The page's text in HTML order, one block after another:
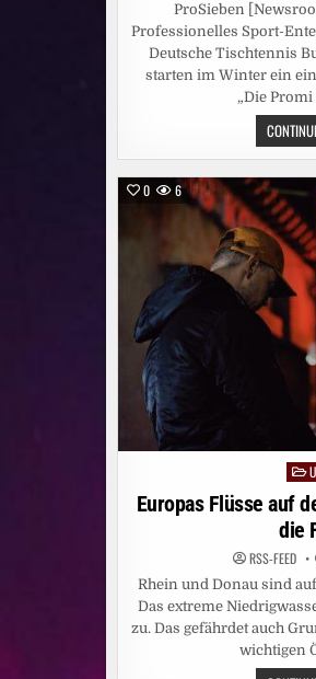
ProSieben
Professionelles Sport-
Deutsche Tischtennis
starten im Winter ein
„Die
0 6
in
Europas Flüsse auf
die
RSS-FEED
Rhein und Donau sind
Das extreme
zu. Das gefährdet auch
wichtigen